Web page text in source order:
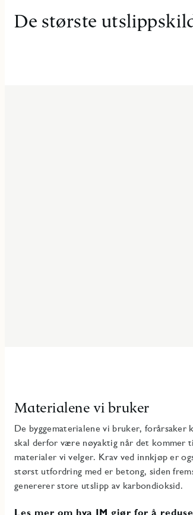
De største
Materialene vi bruker
De byggematerialene vi bruker, forårsaker
skal derfor være nøyaktig når det
materialer vi velger. Krav ved innkjøp er
størst utfordring med er betong, siden
genererer store utslipp av karbondioksid.
Les mer om hva JM gjør for å